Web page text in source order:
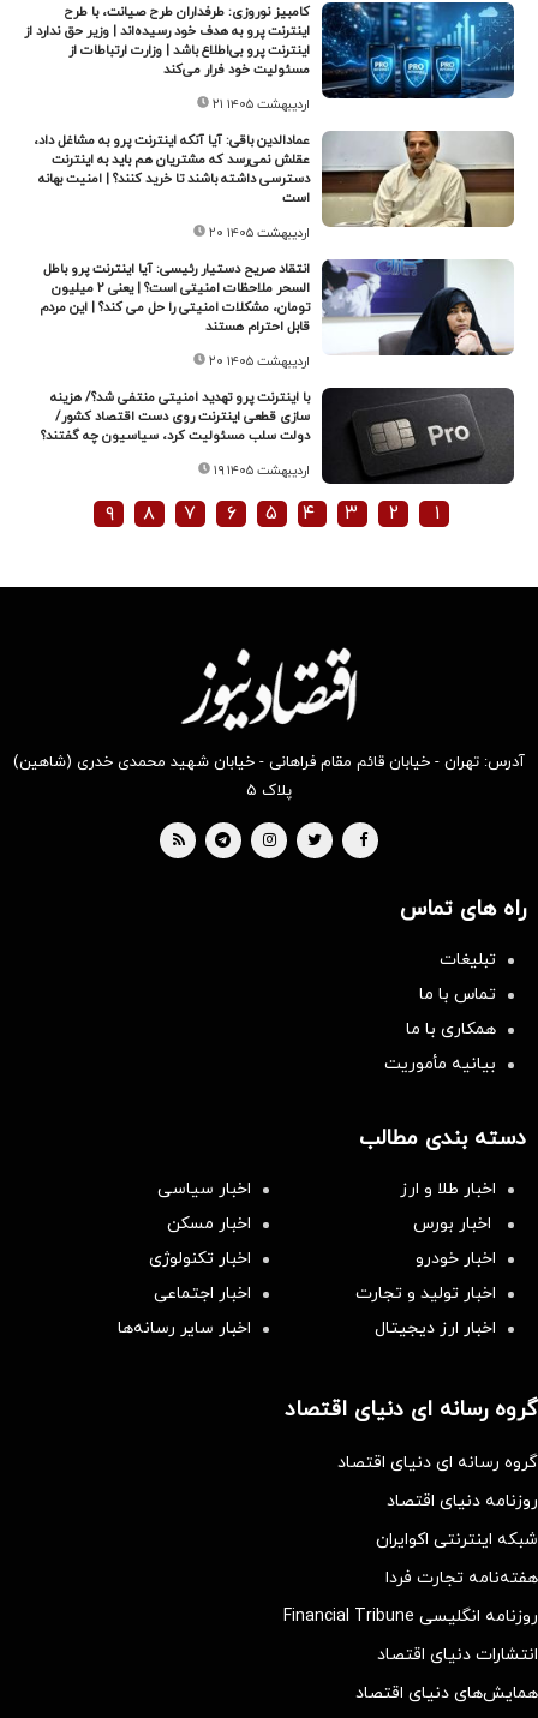
کامبیز نوروزی: طرفداران طرح صیانت، با طرح
اینترنت پرو به هدف خود رسیده‌اند | وزیر حق ندارد از
اینترنت پرو بی‌اطلاع باشد | وزارت ارتباطات از
مسئولیت خود فرار می‌کند
۲۱ اردیبهشت ۱۴۰۵
عمادالدین باقی: آیا آنکه اینترنت پرو به مشاغل داد،
عقلش نمی‌رسد که مشتریان هم باید به اینترنت
دسترسی داشته باشند تا خرید کنند؟ | امنیت بهانه
است
۲۰ اردیبهشت ۱۴۰۵
انتقاد صریح دستیار رئیسی: آیا اینترنت‌ پرو باطل
السحر ملاحظات امنیتی است؟ | یعنی ۲ میلیون
تومان، مشکلات امنیتی را حل می‌ کند؟ | این مردم
قابل احترام هستند
۲۰ اردیبهشت ۱۴۰۵
با اینترنت پرو تهدید امنیتی منتفی شد؟/ هزینه
سازی قطعی اینترنت روی دست اقتصاد کشور/
دولت سلب مسئولیت کرد، سیاسیون چه گفتند؟
۱۹ اردیبهشت ۱۴۰۵
۱ ۲ ۳ ۴ ۵ ۶ ۷ ۸ ۹
آدرس: تهران - خیابان قائم مقام فراهانی - خیابان شهید محمدی خدری (شاهین)
پلاک ۵
راه های تماس
تبلیغات
تماس با ما
همکاری با ما
بیانیه مأموریت
دسته بندی مطالب
اخبار طلا و ارز
اخبار سیاسی
اخبار بورس
اخبار مسکن
اخبار خودرو
اخبار تکنولوژی
اخبار تولید و تجارت
اخبار اجتماعی
اخبار ارز دیجیتال
اخبار سایر رسانه‌‌ها
گروه رسانه ای دنیای اقتصاد
گروه رسانه ای دنیای اقتصاد
روزنامه دنیای اقتصاد
شبکه اینترنتی اکوایران
هفته‌نامه تجارت فردا
روزنامه انگلیسی Financial Tribune
انتشارات دنیای اقتصاد
همایش‌های دنیای اقتصاد